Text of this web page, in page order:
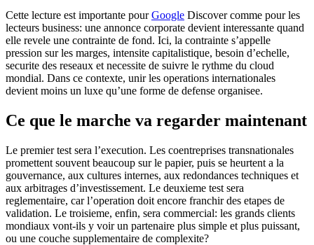
Cette lecture est importante pourGoogle Discover comme pour les
lecteurs business: une annonce corporate devient interessante quand
elle revele une contrainte de fond. Ici, la contrainte s’appelle
pression sur les marges, intensite capitalistique, besoin d’echelle,
securite des reseaux et necessite de suivre le rythme du cloud
mondial. Dans ce contexte, unir les operations internationales
devient moins un luxe qu’une forme de defense organisee.
Ce que le marche va regarder maintenant
Le premier test sera l’execution. Les coentreprises transnationales
promettent souvent beaucoup sur le papier, puis se heurtent a la
gouvernance, aux cultures internes, aux redondances techniques et
aux arbitrages d’investissement. Le deuxieme test sera
reglementaire, car l’operation doit encore franchir des etapes de
validation. Le troisieme, enfin, sera commercial: les grands clients
mondiaux vont-ils y voir un partenaire plus simple et plus puissant,
ou une couche supplementaire de complexite?